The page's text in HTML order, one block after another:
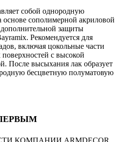
собой однородную
сополимерной акриловой
защиты
Рекомендуется для
включая цокольные части
с высокой
После высыхания лак образует
бесцветную полуматовую
КОМПАНИИ ARMDECOR